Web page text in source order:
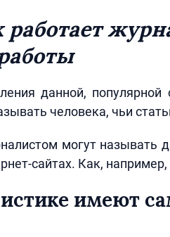
работает
данной, популярной
человека, чьи
могут называть
сайтах. Как,
имеют